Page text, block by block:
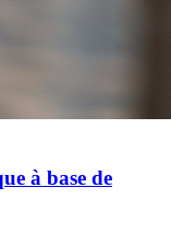
à base de